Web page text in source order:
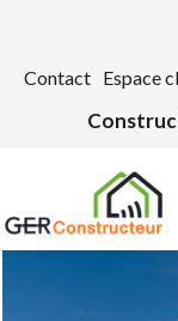
Contact Espace